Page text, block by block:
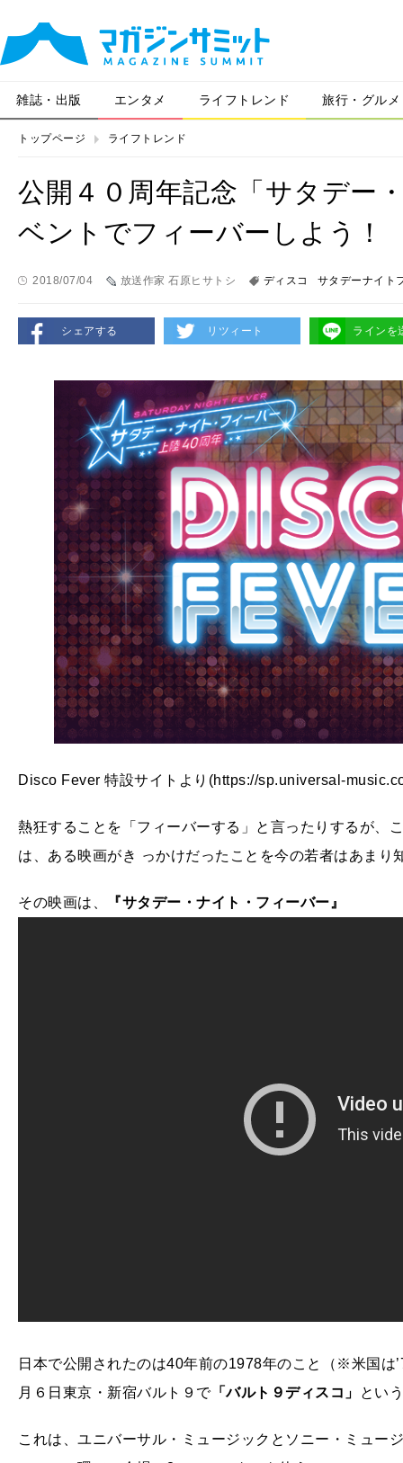
雑誌・出版 エンタメ ライフトレンド 旅行・グルメ
トップページ ライフトレンド
公開４０周年記念「サタデー
ベントでフィーバーしよう！
2018/07/04 放送作家 石原ヒサトシ ディスコ サタデーナイト
シェアする リツィート ラインを
Disco Fever 特設サイトより(https://sp.universal-
熱狂することを「フィーバーする」と言ったりするが、
は、ある映画がき っかけだったことを今の若者はあまり
その映画は、 『サタデー・ナイト・フィーバー』
日本で公開されたのは40年前の1978年のこと（※米国は
月６日東京・新宿バルト９で「バルト９ディスコ」 とい
これは、ユニバーサル・ミュージックとソニー・ミュー